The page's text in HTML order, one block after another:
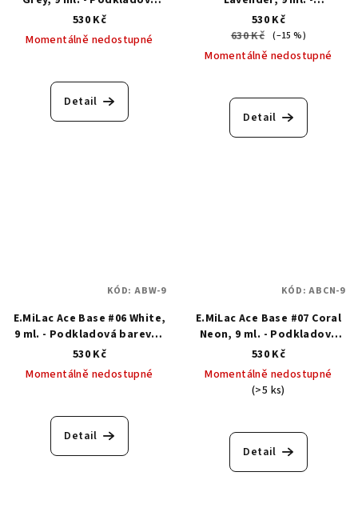
barevná základní báze
530 Kč
Momentálně nedostupné
Detail
Podkladová barevná
základní báze
530 Kč
630 Kč (–15 %)
Momentálně nedostupné
Detail
E.MiLac Ace Base #06 White,
9 ml. - Podkladová barevná
základní báze
530 Kč
Momentálně nedostupné
Detail
KÓD: ABW-9
E.MiLac Ace Base #07 Coral
Neon, 9 ml. - Podkladová
barevná základní báze
530 Kč
Momentálně nedostupné
(>5 ks)
Detail
KÓD:ABCN-9